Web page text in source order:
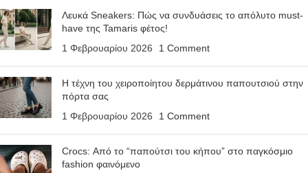
Λευκά Sneakers: Πώς να συνδυάσεις το απόλυτο must-
have της Tamaris φέτος!
1 Φεβρουαρίου 2026
1 Comment
Η τέχνη του χειροποίητου δερμάτινου παπουτσιού στην
πόρτα σας
1 Φεβρουαρίου 2026
1 Comment
Crocs: Από το “παπούτσι του κήπου” στο παγκόσμιο
fashion φαινόμενο